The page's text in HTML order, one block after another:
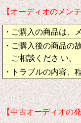
【オーディオのメン
・ご購入の商品は、
・ご購入後の商品の
ご相談くださ い。
・トラブルの内容、
【中古オーディオの